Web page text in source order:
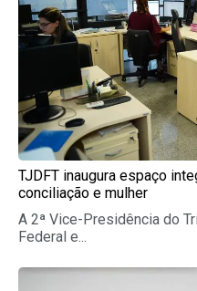
TJDFT inaugura espaço
conciliação e mulher
A 2ª Vice-Presidência do
Federal e...